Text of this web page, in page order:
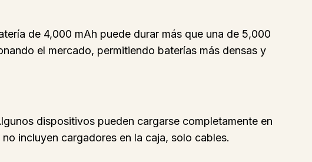
de 4,000 mAh puede durar más que una de 5,000
el mercado, permitiendo baterías más densas y
dispositivos pueden cargarse completamente en
incluyen cargadores en la caja, solo cables.